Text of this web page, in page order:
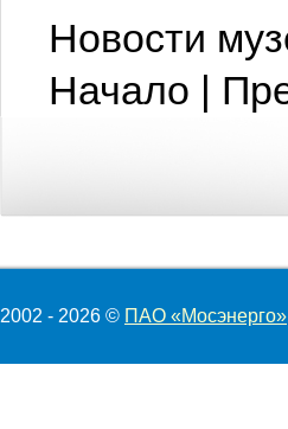
Новости
Начало |
2002 - 2026 © ПАО «Мосэнерго»